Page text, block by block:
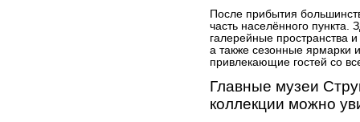
После прибытия
часть населённого пункта.
галерейные пространства
а также сезонные ярмарки
привлекающие гостей со
Главные музеи
коллекции можно